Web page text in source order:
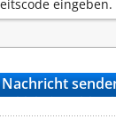
eingeben.